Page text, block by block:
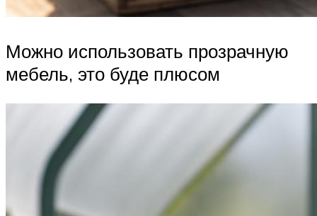
Можно использовать прозрачную
мебель, это буде плюсом